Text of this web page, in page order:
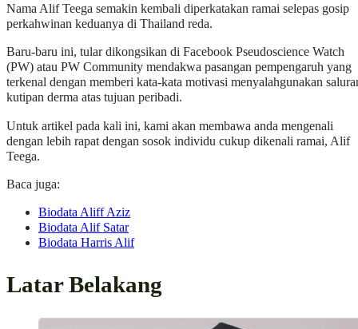
Nama Alif Teega semakin kembali diperkatakan ramai selepas gosip
perkahwinan keduanya di Thailand reda.
Baru-baru ini, tular dikongsikan di Facebook Pseudoscience Watch
(PW) atau PW Community mendakwa pasangan pempengaruh yang
terkenal dengan memberi kata-kata motivasi menyalahgunakan
kutipan derma atas tujuan peribadi.
Untuk artikel pada kali ini, kami akan membawa anda mengenali
dengan lebih rapat dengan sosok individu cukup dikenali ramai, Alif
Teega.
Baca juga:
Biodata Aliff Aziz
Biodata Alif Satar
Biodata Harris Alif
Latar Belakang